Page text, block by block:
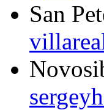
San